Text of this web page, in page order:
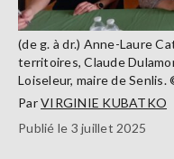
(de g. à dr.) Anne-Laure
territoires, Claude
Loiseleur, maire de
ParVIRGINIE KUBATKO
Publié le 3 juillet 2025